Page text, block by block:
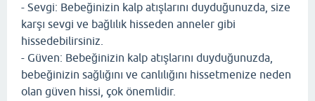
- Sevgi: Bebeğinizin kalp atışlarını duyduğunuzda, size
karşı sevgi ve bağlılık hisseden anneler gibi
hissedebilirsiniz.
- Güven: Bebeğinizin kalp atışlarını duyduğunuzda,
bebeğinizin sağlığını ve canlılığını hissetmenize neden
olan güven hissi, çok önemlidir.